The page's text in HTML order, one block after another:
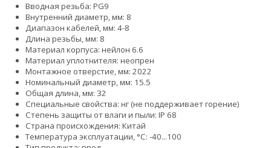
Вводная резьба: PG9
Внутренний диаметр, мм: 8
Диапазон кабелей, мм: 4-8
Длина резьбы, мм: 8
Материал корпуса: нейлон 6.6
Материал уплотнителя: неопрен
Монтажное отверстие, мм: 2022
Номинальный диаметр, мм: 15.5
Общая длина, мм: 32
Специальные свойства: нг (не поддерживает горение)
Степень защиты от влаги и пыли: IP 68
Страна происхождения: Китай
Температура эксплуатации, °С: -40...100